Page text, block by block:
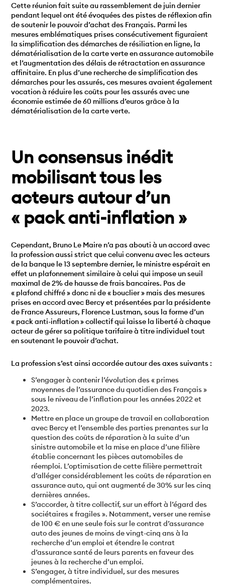
Cette réunion fait suite au rassemblement de juin dernier
pendant lequel ont été évoquées des pistes de réflexion afin
de soutenir le pouvoir d’achat des Français. Parmi les
mesures emblématiques prises consécutivement figuraient
la simplification des démarches de résiliation en ligne, la
dématérialisation de la carte verte en assurance automobile
et l’augmentation des délais de rétractation en assurance
affinitaire. En plus d’une recherche de simplification des
démarches pour les assurés, ces mesures avaient également
vocation à réduire les coûts pour les assurés avec une
économie estimée de 60 millions d’euros grâce à la
dématérialisation de la carte verte.
Un consensus inédit
mobilisant tous les
acteurs autour d’un
« pack anti-inflation »
Cependant, Bruno Le Maire n’a pas abouti à un accord avec
la profession aussi strict que celui convenu avec les acteurs
de la banque le 13 septembre dernier, le ministre espérait en
effet un plafonnement similaire à celui qui impose un seuil
maximal de 2% de hausse de frais bancaires. Pas de
« plafond chiffré » donc ni de « bouclier » mais des mesures
prises en accord avec Bercy et présentées par la présidente
de France Assureurs, Florence Lustman, sous la forme d’un
« pack anti-inflation » collectif qui laisse la liberté à chaque
acteur de gérer sa politique tarifaire à titre individuel tout
en soutenant le pouvoir d’achat.
La profession s’est ainsi accordée autour des axes suivants :
S’engager à contenir l’évolution des « primes
moyennes de l’assurance du quotidien des Français »
sous le niveau de l’inflation pour les années 2022 et
2023.
Mettre en place un groupe de travail en collaboration
avec Bercy et l’ensemble des parties prenantes sur la
question des coûts de réparation à la suite d’un
sinistre automobile et la mise en place d’une filière
établie concernant les pièces automobiles de
réemploi. L’optimisation de cette filière permettrait
d’alléger considérablement les coûts de réparation en
assurance auto, qui ont augmenté de 30% sur les cinq
dernières années.
S’accorder, à titre collectif, sur un effort à l’égard des
sociétaires « fragiles ». Notamment, verser une remise
de 100 € en une seule fois sur le contrat d’assurance
auto des jeunes de moins de vingt-cinq ans à la
recherche d’un emploi et étendre le contrat
d’assurance santé de leurs parents en faveur des
jeunes à la recherche d’un emploi.
S’engager, à titre individuel, sur des mesures
complémentaires.